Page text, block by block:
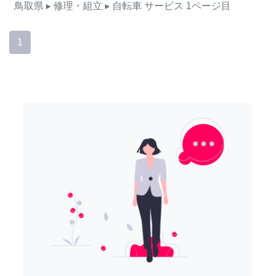
鳥取県 ▸ 修理・組立 ▸ 自転車 サービス 1ページ目
1